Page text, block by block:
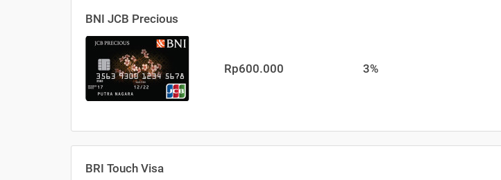
BNI JCB Precious
Rp600.000 3%
BRI Touch Visa